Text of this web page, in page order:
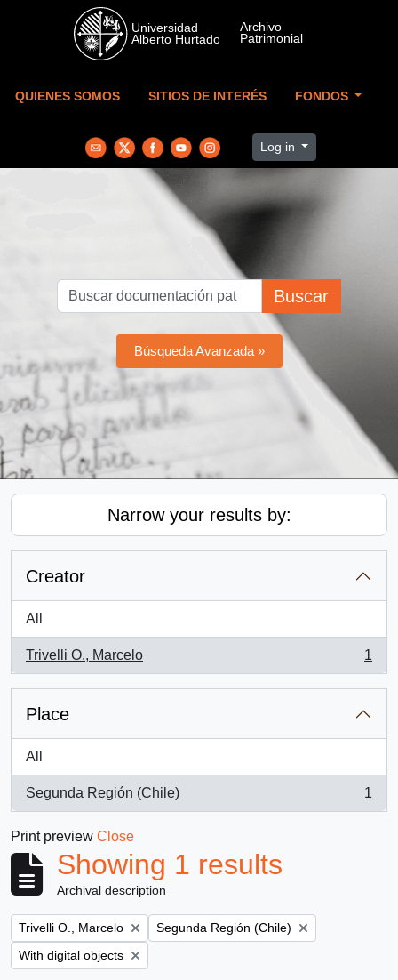
Skip to main content
QUIENES SOMOS SITIOS DE INTERÉS FONDOS
Log in
Buscar
Búsqueda Avanzada »
Narrow your results by:
Creator
All
Trivelli O., Marcelo
, 1 results
1
Place
All
Segunda Región (Chile)
, 1 results
1
Print preview Close
Showing 1 results
Archival description
Remove filter:
Trivelli O., Marcelo Remove filter:
Segunda Región (Chile)
Remove filter:
With digital objects